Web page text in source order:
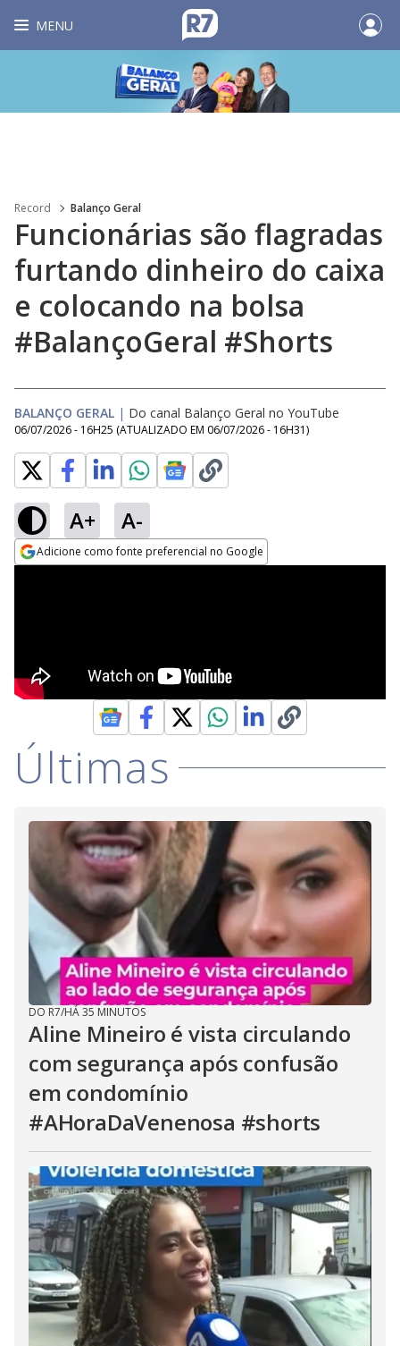
MENU
Record Balanço Geral
Funcionárias são flagradas
furtando dinheiro do caixa
e colocando na bolsa
#BalançoGeral #Shorts
BALANÇO GERAL | Do canal Balanço Geral no YouTube
06/07/2026 - 16H25 (ATUALIZADO EM 06/07/2026 - 16H31)
A+ A-
Adicione como fonte preferencial no Google
Últimas
DO R7/HÁ 35 MINUTOS
Aline Mineiro é vista circulando
com segurança após confusão
em condomínio
#AHoraDaVenenosa #shorts